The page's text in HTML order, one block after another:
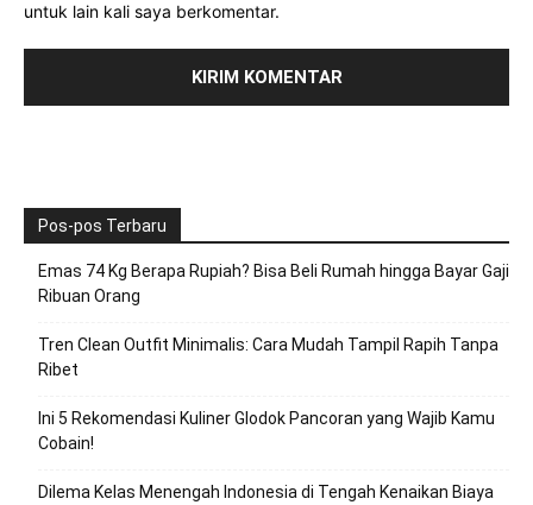
untuk lain kali saya berkomentar.
Pos-pos Terbaru
Emas 74 Kg Berapa Rupiah? Bisa Beli Rumah hingga Bayar Gaji
Ribuan Orang
Tren Clean Outfit Minimalis: Cara Mudah Tampil Rapih Tanpa
Ribet
Ini 5 Rekomendasi Kuliner Glodok Pancoran yang Wajib Kamu
Cobain!
Dilema Kelas Menengah Indonesia di Tengah Kenaikan Biaya